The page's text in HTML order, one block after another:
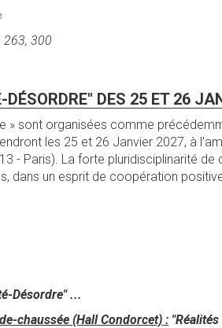
263, 300
DES 25 ET 26
sont organisées comme
les 25 et 26 Janvier 2027, à
- Paris). La forte pluridisciplinarité
dans un esprit de coopération
Désordre" ...
chaussée (Hall Condorcet) :